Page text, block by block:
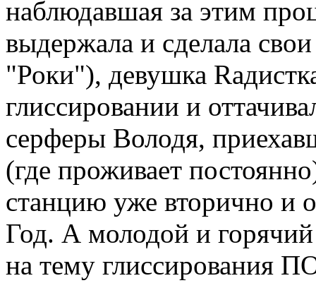
наблюдавшая за этим
выдержала и сделала
"Роки"), девушка
глиссировании и
серферы Володя,
(где проживает
станцию уже вторично и
Год. А молодой и
на тему глиссирования